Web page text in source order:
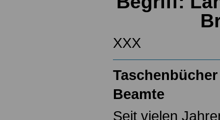
XXX
Beamte
Seit vielen